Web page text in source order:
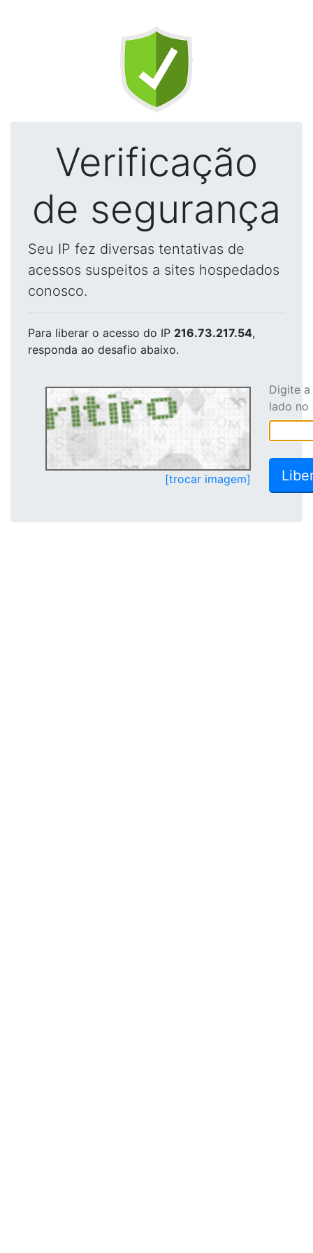
Verificação
de segurança
Seu IP fez diversas tentativas de
acessos suspeitos a sites hospedados
conosco.
Para liberar o acesso do IP 216.73.217.54,
responda ao desafio abaixo.
[trocar imagem]
Digite
lado no